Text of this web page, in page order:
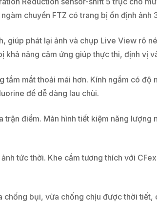
chuyển FTZ có trang bị ổn định ảnh
giúp phát lại ảnh và chụp Live View rõ
năng cảm ứng giúp thực thi, định vị
tầm mắt thoải mái hơn. Kính ngắm có
để dễ dàng lau chùi.
điểm. Màn hình tiết kiệm năng
tức thời. Khe cắm tương thích với
bụi, vừa chống chịu được thời